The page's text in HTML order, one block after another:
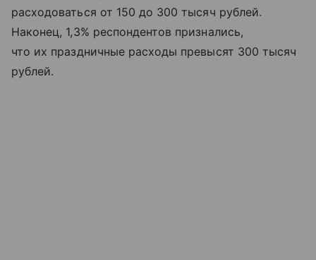
расходоваться от 150 до 300 тысяч рублей.
Наконец, 1,3% респондентов признались,
что их праздничные расходы превысят 300 тысяч
рублей.